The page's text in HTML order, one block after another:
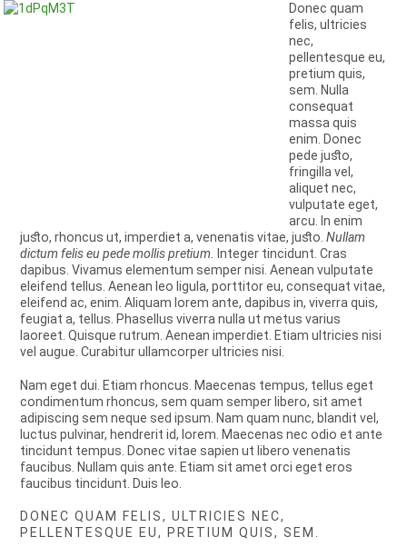
Donec quam
felis, ultricies
nec,
pellentesque eu,
pretium quis,
sem. Nulla
consequat
massa quis
enim. Donec
pede justo,
fringilla vel,
aliquet nec,
vulputate eget,
arcu. In enim
justo, rhoncus ut, imperdiet a, venenatis vitae, justo.Nullam
dictum felis eu pede mollis pretium. Integer tincidunt. Cras
dapibus. Vivamus elementum semper nisi. Aenean vulputate
eleifend tellus. Aenean leo ligula, porttitor eu, consequat vitae,
eleifend ac, enim. Aliquam lorem ante, dapibus in, viverra quis,
feugiat a, tellus. Phasellus viverra nulla ut metus varius
laoreet. Quisque rutrum. Aenean imperdiet. Etiam ultricies nisi
vel augue. Curabitur ullamcorper ultricies nisi.
Nam eget dui. Etiam rhoncus. Maecenas tempus, tellus eget
condimentum rhoncus, sem quam semper libero, sit amet
adipiscing sem neque sed ipsum. Nam quam nunc, blandit vel,
luctus pulvinar, hendrerit id, lorem. Maecenas nec odio et ante
tincidunt tempus. Donec vitae sapien ut libero venenatis
faucibus. Nullam quis ante. Etiam sit amet orci eget eros
faucibus tincidunt. Duis leo.
DONEC QUAM FELIS, ULTRICIES NEC,
PELLENTESQUE EU, PRETIUM QUIS, SEM.